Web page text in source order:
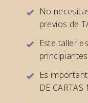
No
previos de
Este taller
Es
DE CARTAS